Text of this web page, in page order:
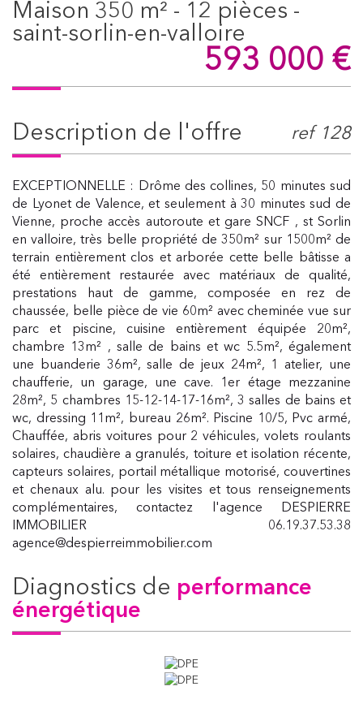
maison 350 m² - 12 pièces -
saint-sorlin-en-valloire
593 000 €
description de l'offre ref 128
EXCEPTIONNELLE : Drôme des collines, 50 minutes sud
de Lyonet de Valence, et seulement à 30 minutes sud de
Vienne, proche accès autoroute et gare SNCF , st Sorlin
en valloire, très belle propriété de 350m² sur 1500m² de
terrain entièrement clos et arborée cette belle bâtisse a
été entièrement restaurée avec matériaux de qualité,
prestations haut de gamme, composée en rez de
chaussée, belle pièce de vie 60m² avec cheminée vue sur
parc et piscine, cuisine entièrement équipée 20m²,
chambre 13m² , salle de bains et wc 5.5m², également
une buanderie 36m², salle de jeux 24m², 1 atelier, une
chaufferie, un garage, une cave. 1er étage mezzanine
28m², 5 chambres 15-12-14-17-16m², 3 salles de bains et
wc, dressing 11m², bureau 26m². Piscine 10/5, Pvc armé,
Chauffée, abris voitures pour 2 véhicules, volets roulants
solaires, chaudière a granulés, toiture et isolation récente,
capteurs solaires, portail métallique motorisé, couvertines
et chenaux alu. pour les visites et tous renseignements
complémentaires, contactez l'agence DESPIERRE
IMMOBILIER 06.19.37.53.38
agence@despierreimmobilier.com
diagnostics de performance
énergétique